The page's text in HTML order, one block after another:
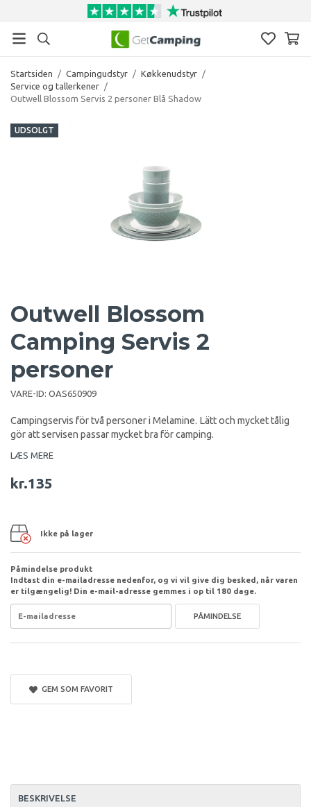
Startsiden / Campingudstyr / Køkkenudstyr /
Service og tallerkener /
Outwell Blossom Servis 2 personer Blå Shadow
UDSOLGT
Outwell Blossom
Camping Servis 2
personer
VARE-ID: OAS650909
Campingservis för två personer i Melamine. Lätt och mycket tålig
gör att servisen passar mycket bra för camping.
LÆS MERE
kr.135
Ikke på lager
Påmindelse produkt
Indtast din e-mailadresse nedenfor, og vi vil give dig besked, når varen
er tilgængelig! Din e-mail-adresse gemmes i op til 180 dage.
PÅMINDELSE
GEM SOM FAVORIT
BESKRIVELSE